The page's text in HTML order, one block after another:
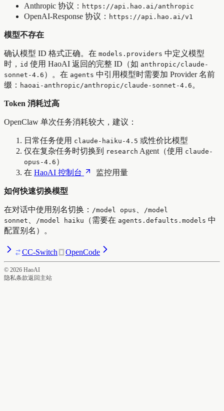
Anthropic 协议： https://api.hao.ai/anthropic
OpenAI-Response 协议： https://api.hao.ai/v1
模型不存在
确认模型 ID 格式正确。在 models.providers 中定义模型
时， id 使用 HaoAI 返回的完整 ID（如 anthropic/claude-
sonnet-4.6 ）。在 agents 中引用模型时需要加 Provider 名前
缀： haoai-anthropic/anthropic/claude-sonnet-4.6 。
Token 消耗过高
OpenClaw 单次任务消耗较大，建议：
日常任务使用 claude-haiku-4.5 或性价比模型
仅在复杂任务时切换到
research Agent（使用 claude-
opus-4.6 ）
在 HaoAI 控制台 监控用量
如何快速切换模型
在对话中使用别名切换： /model opus
/model
sonnet
/model haiku （需要在 agents.defaults.models 中
配置别名）。
CC-Switch OpenCode
© 2026 HaoAI
隐私条款返回主站